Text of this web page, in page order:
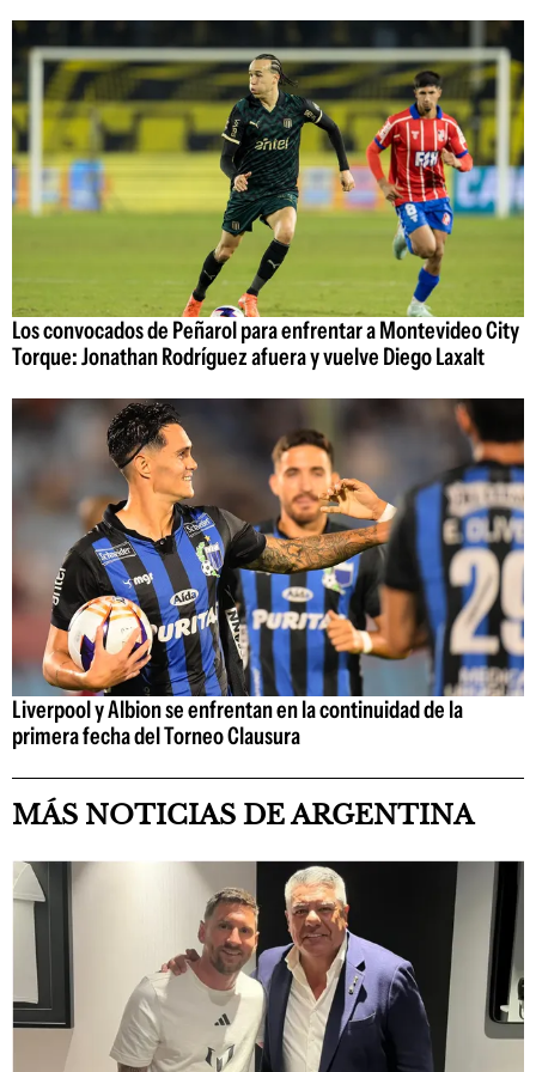
Los convocados de Peñarol para enfrentar a Montevideo City
Torque: Jonathan Rodríguez afuera y vuelve Diego Laxalt
Liverpool y Albion se enfrentan en la continuidad de la
primera fecha del Torneo Clausura
MÁS NOTICIAS DE ARGENTINA